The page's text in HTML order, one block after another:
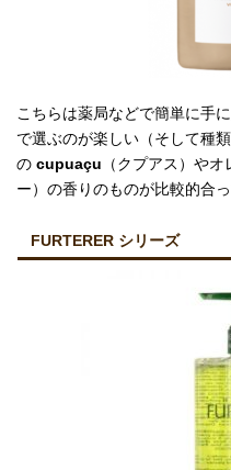
こちらは薬局などで簡単に手
で選ぶのが楽しい（そして種
の cupuaçu （クプアス）や
ー）の香りのものが比較的合っ
FURTERER シリーズ